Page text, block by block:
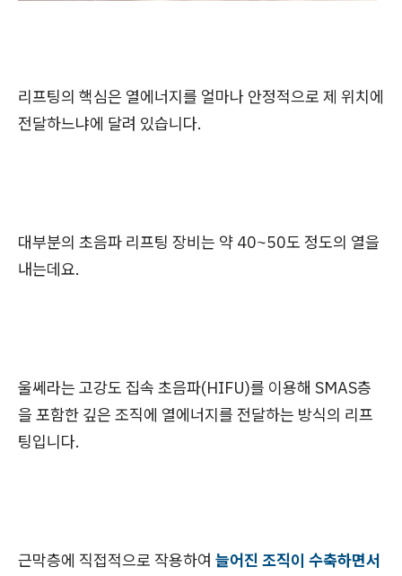
리프팅의 핵심은 열에너지를 얼마나 안정적으로 제 위치에
전달하느냐에 달려 있습니다.
대부분의 초음파 리프팅 장비는 약 40~50도 정도의 열을
내는데요.
울쎄라는 고강도 집속 초음파(HIFU)를 이용해 SMAS층
을 포함한 깊은 조직에 열에너지를 전달하는 방식의 리프
팅입니다.
근막층에 직접적으로 작용하여 늘어진 조직이 수축하면서